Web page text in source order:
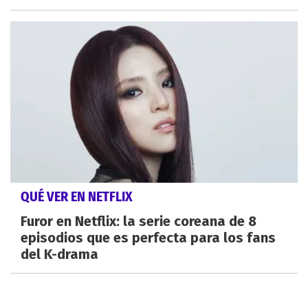
QUÉ VER EN NETFLIX
Furor en Netflix: la serie coreana de 8
episodios que es perfecta para los fans
del K-drama